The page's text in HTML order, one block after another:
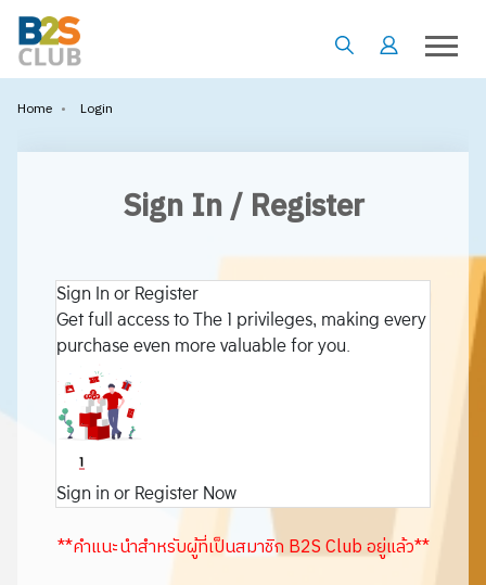
Home • Login
Sign In / Register
Sign In or Register
Get full access to The 1 privileges, making every
purchase even more valuable for you.
Sign in or Register Now
**คำแนะนำสำหรับผู้ที่เป็นสมาชิก B2S Club อยู่แล้ว**